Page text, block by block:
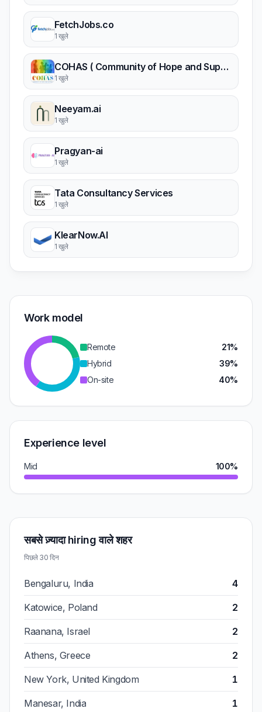
FetchJobs.co
1 खुले
COHAS ( Community of Hope and Support)
1 खुले
Neeyam.ai
1 खुले
Pragyan-ai
1 खुले
Tata Consultancy Services
1 खुले
KlearNow.AI
1 खुले
Work model
Remote
21%
Hybrid
39%
On-site
40%
Experience level
Mid 100%
सबसे ज़्यादा hiring वाले शहर
पिछले 30 दिन
Bengaluru, India 4
Katowice, Poland 2
Raanana, Israel 2
Athens, Greece 2
New York, United Kingdom 1
Manesar, India 1